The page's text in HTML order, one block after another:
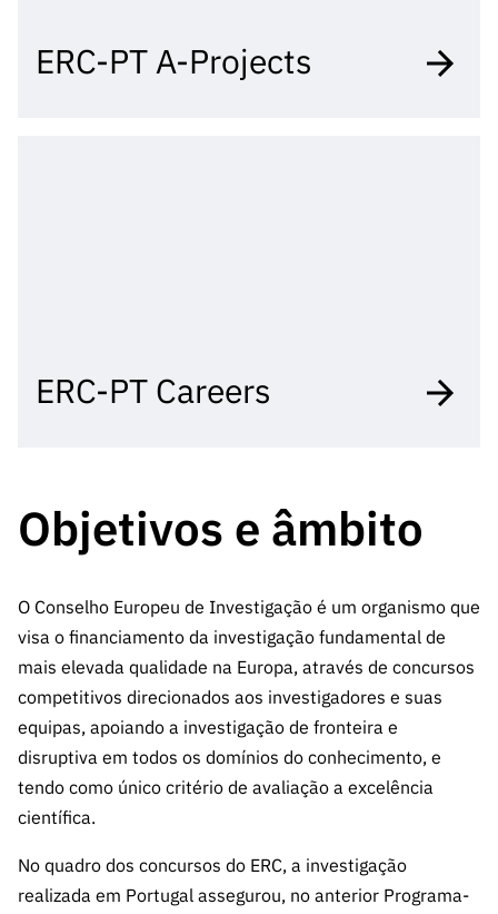
ERC-PT A-Projects
ERC-PT Careers
Objetivos e âmbito
O Conselho Europeu de Investigação é um organismo que
visa o financiamento da investigação fundamental de
mais elevada qualidade na Europa, através de concursos
competitivos direcionados aos investigadores e suas
equipas, apoiando a investigação de fronteira e
disruptiva em todos os domínios do conhecimento, e
tendo como único critério de avaliação a excelência
científica.
No quadro dos concursos do ERC, a investigação
realizada em Portugal assegurou, no anterior Programa-